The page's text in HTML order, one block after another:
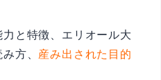
と特徴、エリオール大
方、 産み出された目的